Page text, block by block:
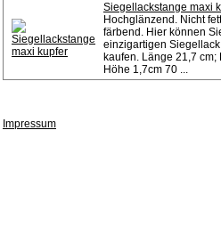
Siegellackstange maxi
Hochglänzend. Nicht
färbend. Hier können
einzigartigen
kaufen. Länge 21,7 cm;
Höhe 1,7cm 70 ...
Impressum